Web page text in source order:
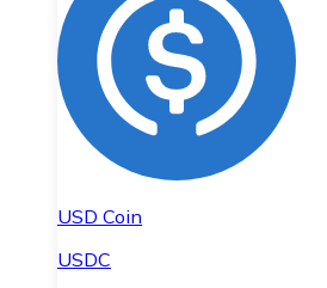
USD Coin
USDC